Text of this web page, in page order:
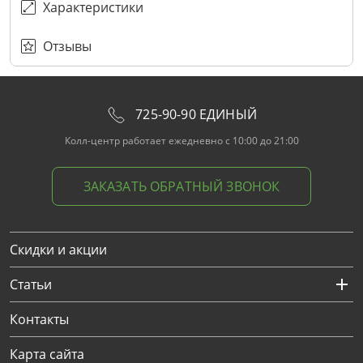
Характеристики
Отзывы
725-90-90 ЕДИНЫЙ
Колл-центр работает ежедневно с 10:00 до 21:00
ЗАКАЗАТЬ ОБРАТНЫЙ ЗВОНОК
Скидки и акции
Статьи
Контакты
Карта сайта